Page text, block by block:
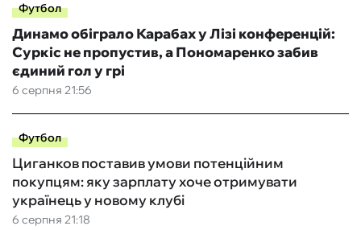
Футбол
6 серпня 21:56
Динамо обіграло Карабах у Лізі конференцій:
Суркіс не пропустив, а Пономаренко забив
єдиний гол у грі
Футбол
6 серпня 21:18
Циганков поставив умови потенційним
покупцям: яку зарплату хоче отримувати
українець у новому клубі